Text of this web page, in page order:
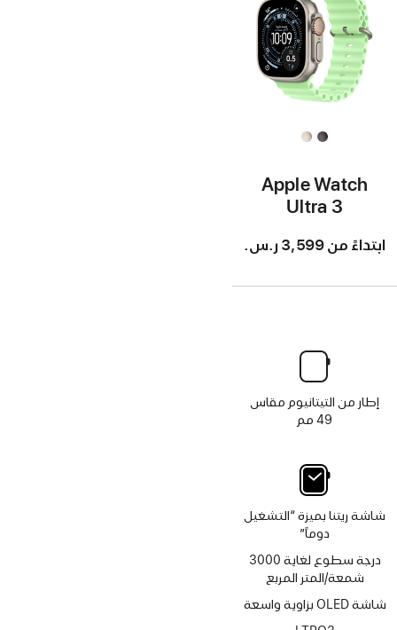
Apple Watch
Ultra 3
ابتداءً من 3,599 ر.س.‏
إطار من التيتانيوم مقاس
49 مم
شاشة ريتنا بميزة “التشغيل
دوماً”
درجة سطوع لغاية 3000
شمعة/المتر المربع
شاشة OLED بزاوية واسعة